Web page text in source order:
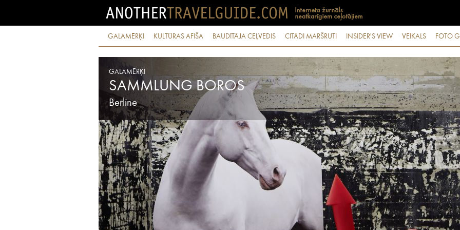
GALAMĒRĶI KULTŪRAS AFIŠA BAUDĪTĀJA CEĻVEDIS CITĀDI MARŠRUTI INSIDER'S VIEW VEIKALS FOTO
GALAMĒRĶI
SAMMLUNG BOROS
Berlīne